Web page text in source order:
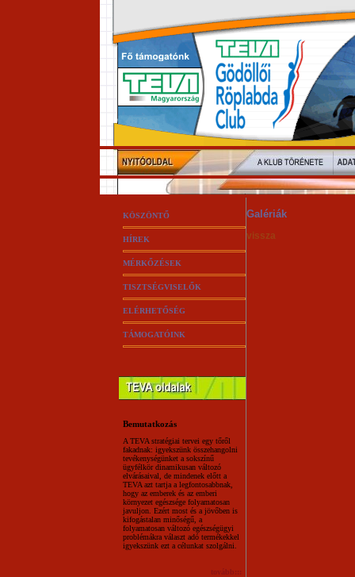
KÖSZÖNTŐ
HÍREK
MÉRKŐZÉSEK
TISZTSÉGVISELŐK
ELÉRHETŐSÉG
TÁMOGATÓINK
Bemutatkozás
A TEVA stratégiai tervei egy tőről
fakadnak: igyekszünk összehangolni
tevékenységünket a sokszínű
ügyfélkör dinamikusan változó
elvárásaival, de mindenek előtt a
TEVA azt tartja a legfontosabbnak,
hogy az emberek és az emberi
környezet egészsége folyamatosan
javuljon. Ezért most és a jövőben is
kifogástalan minőségű, a
folyamatosan változó egészségügyi
problémákra választ adó termékekkel
igyekszünk ezt a célunkat szolgálni.
tovább:::
Galériák
vissza